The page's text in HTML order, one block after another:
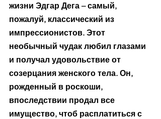
жизни Эдгар Дега – самый,
пожалуй, классический из
импрессионистов. Этот
необычный чудак любил глазами
и получал удовольствие от
созерцания женского тела. Он,
рожденный в роскоши,
впоследствии продал все
имущество, чтоб расплатиться с